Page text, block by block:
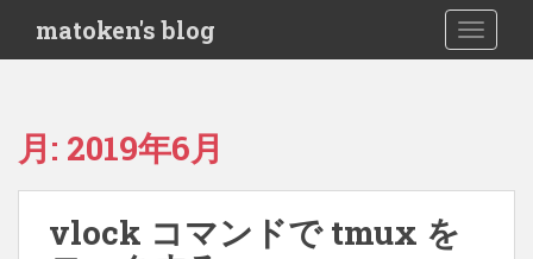
i
matoken's blog
月: 2019年6月
vlock コマンドで tmux を